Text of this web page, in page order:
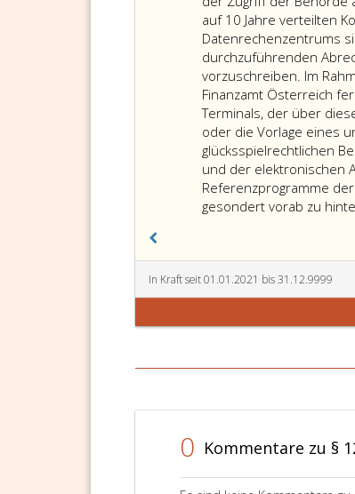
des
Paragraph
5,
Absatz
3
bis
6
über
den
Spielerschutz
und
der
Paragraph
27,
über
Arbeitnehmer
Konzessionärs
auf 10 Jahre verteilten
Datenrechenzentrums
durchzuführenden
vorzuschreiben. Im
Finanzamt Österreich
Terminals, der über
oder die Vorlage eines
glücksspielrechtlichen
und der elektronischen
Referenzprogramme
gesondert vorab zu
In Kraft seit 01.01.2021 bis 31.12.9999
0 Kommentare zu §